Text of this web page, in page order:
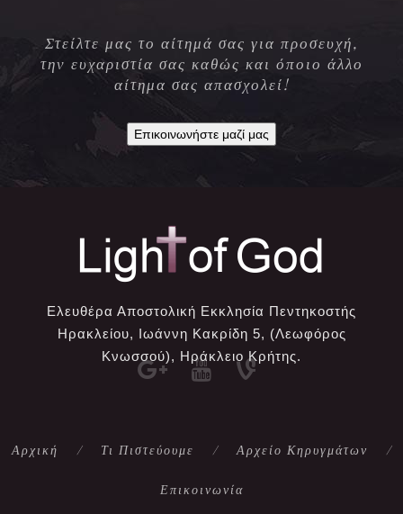
Στείλτε μας το αίτημά σας για προσευχή,
την ευχαριστία σας καθώς και όποιο άλλο
αίτημα σας απασχολεί!
Επικοινωνήστε μαζί μας
Ελευθέρα Αποστολική Εκκλησία Πεντηκοστής
Ηρακλείου, Ιωάννη Κακρίδη 5, (Λεωφόρος
Κνωσσού), Ηράκλειο Κρήτης.
Αρχική Τι Πιστεύουμε Αρχείο Κηρυγμάτων
Επικοινωνία